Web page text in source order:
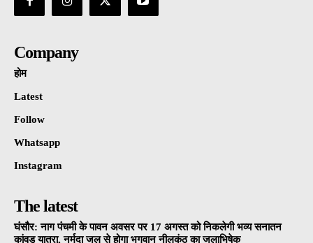
Company
होम
Latest
Follow
Whatsapp
Instagram
The latest
घंसौर: नाग पंचमी के पावन अवसर पर 17 अगस्त को निकलेगी भव्य सनातन
कांवड़ यात्रा, नर्मदा जल से होगा भगवान नीलकंठ का जलाभिषेक